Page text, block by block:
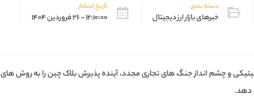
دسته بندی
خبرهای بازار ارز دیجیتال
تاریخ انتشار
۱۲:۱۰:۰۰ - ۲۶ فروردین ۱۴۰۴
و چشم انداز جنگ های تجاری مجدد، آینده پذیرش بلاک چین را به روش های
دهد.